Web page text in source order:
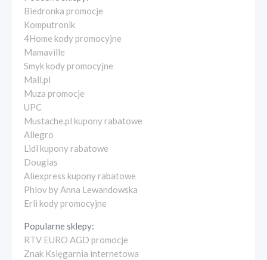
Biedronka promocje
Komputronik
4Home kody promocyjne
Mamaville
Smyk kody promocyjne
Mall.pl
Muza promocje
UPC
Mustache.pl kupony rabatowe
Allegro
Lidl kupony rabatowe
Douglas
Aliexpress kupony rabatowe
Phlov by Anna Lewandowska
Erli kody promocyjne
Popularne sklepy:
RTV EURO AGD promocje
Znak Księgarnia internetowa